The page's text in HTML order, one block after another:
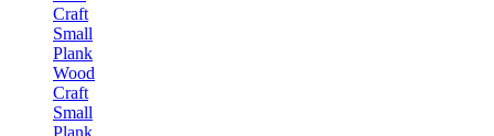
Craft
Small
Plank
Wood
Craft
Small
Plank